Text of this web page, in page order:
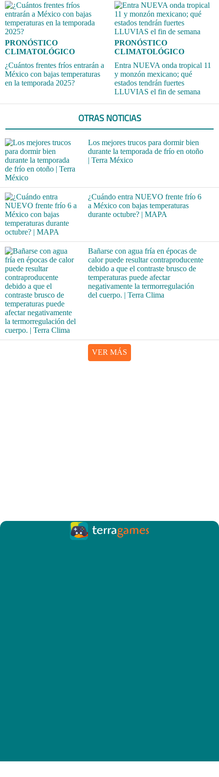
PRONÓSTICO
CLIMATOLÓGICO
¿Cuántos frentes fríos entrarán a
México con bajas temperaturas
en la temporada 2025?
PRONÓSTICO
CLIMATOLÓGICO
Entra NUEVA onda tropical 11
y monzón mexicano; qué
estados tendrán fuertes
LLUVIAS el fin de semana
OTRAS NOTICIAS
Los mejores trucos para dormir bien
durante la temporada de frío en otoño
| Terra México
¿Cuándo entra NUEVO frente frío 6
a México con bajas temperaturas
durante octubre? | MAPA
Bañarse con agua fría en épocas de
calor puede resultar contraproducente
debido a que el contraste brusco de
temperaturas puede afectar
negativamente la termorregulación
del cuerpo. | Terra Clima
VER MÁS